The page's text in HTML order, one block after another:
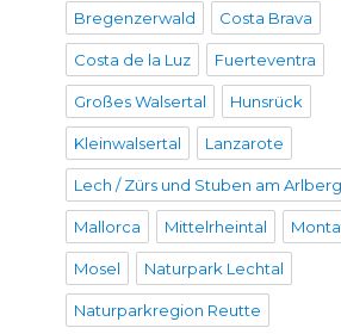
Bregenzerwald Costa Brava
Costa de la Luz Fuerteventra
Großes Walsertal Hunsrück
Kleinwalsertal Lanzarote
Lech / Zürs und Stuben am Arlberg
Mallorca Mittelrheintal
Mosel Naturpark Lechtal
Naturparkregion Reutte